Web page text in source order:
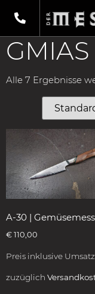
Produkte
„Gmias“
/
GMIAS
Alle 7 Ergebnisse
A-30 |
€ 110,00
Preis inklusive
zuzüglich